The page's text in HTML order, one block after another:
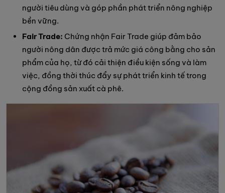
người tiêu dùng và góp phần phát triển nông nghiệp
bền vững.
Fair Trade: Chứng nhận Fair Trade giúp đảm bảo
người nông dân được trả mức giá công bằng cho sản
phẩm của họ, từ đó cải thiện điều kiện sống và làm
việc, đồng thời thúc đẩy sự phát triển kinh tế trong
cộng đồng sản xuất cà phê.